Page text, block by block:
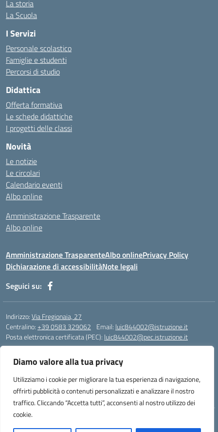
Diamo valore alla tua privacy
Utilizziamo i cookie per migliorare la tua esperienza di navigazione,
offrirti pubblicità o contenuti personalizzati e analizzare il nostro
traffico. Cliccando “Accetta tutti”, acconsenti al nostro utilizzo dei
cookie.
La storia
La Scuola
I Servizi
Personale scolastico
Famiglie e studenti
Percorsi di studio
Didattica
Offerta formativa
Le schede didattiche
I progetti delle classi
Novità
Le notizie
Le circolari
Calendario eventi
Albo online
Amministrazione Trasparente
Albo online
Amministrazione TrasparenteAlbo onlinePrivacy Policy
Dichiarazione di accessibilitàNote legali
Seguici su:
Indirizzo:Via Fregionaia, 27
Centralino:+39 0583 329062 Email: luic844002@istruzione.it
Posta elettronica certificata (PEC): luic844002@pec.istruzione.it
Codice meccanografico:luic844002
Codice Indice delle Pubbliche Amministrazioni (IPA): istsc_luic844002
Codice unico di fatturazione (CUF): UF76KO